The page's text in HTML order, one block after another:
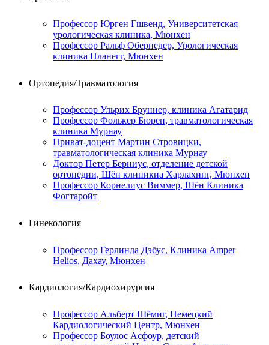
Профессор Юрген Гшвенд, Университетская
урологическая клиника, Мюнхен
Профессор Ральф Обернедер, Урологическая
клиника Планегг, Мюнхен
Ортопедия/Травматология
Профессор Ульрих Бруннер, клиника Агатарид
Профессор Фолькер Бюрен, травматологическая
клиника Мурнау
Приват-доцент Мартин Стровицки,
травматологическая клиника Мурнау
Доктор Петер Берниус, отделение детской
ортопедии, Шён клиникиа Харлахинг, Мюнхен
Профессор Корнелиус Виммер, Шён Клиника
Фогтаройт
Гинекология
Профессор Герлинда Дэбус, Клиника Amper
Helios, Дахау, Мюнхен
Кардиология/Кардиохирургия
Профессор Альберт Шёмиг, Немецкий
Кардиологический Центр, Мюнхен
Профессор Боулос Асфоур, детский